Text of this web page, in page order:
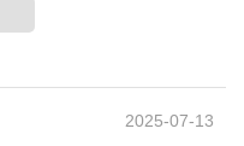
2025-07-13